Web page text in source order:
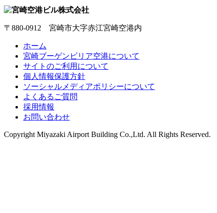
〒880-0912 宮崎市大字赤江宮崎空港内
ホーム
宮崎ブーゲンビリア空港について
サイトのご利用について
個人情報保護方針
ソーシャルメディアポリシーについて
よくあるご質問
採用情報
お問い合わせ
Copyright Miyazaki Airport Building Co.,Ltd. All Rights Reserved.